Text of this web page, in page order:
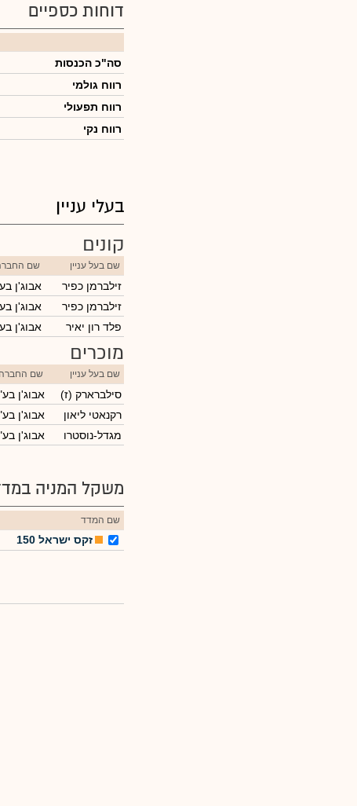
דוחות כספיים
סה"כ הכנסות
רווח גולמי
רווח תפעולי
רווח נקי
בעלי עניין
קונים
שם בעל עניין שם
זילברמן כפיר אבוג'ן
זילברמן כפיר
אבוג'ן
פלד רון יאיר
אבוג'ן
מוכרים
שם בעל עניין שם החברה
סילברארק (ז) אבוג'ן
רקנאטי ליאון
אבוג'ן
מגדל-נוסטרו
אבוג'ן
משקל המניה
שם המדד
זקס ישראל 150